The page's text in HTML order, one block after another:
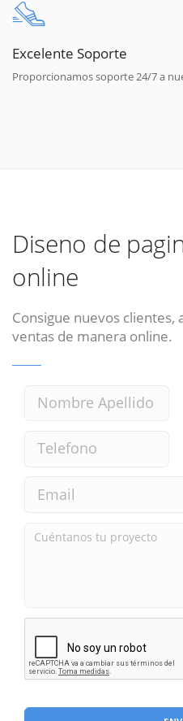
Excelente Soporte
Proporcionamos soporte 24/7 a
Diseno de
online
Consigue nuevos clientes,
ventas de manera online.